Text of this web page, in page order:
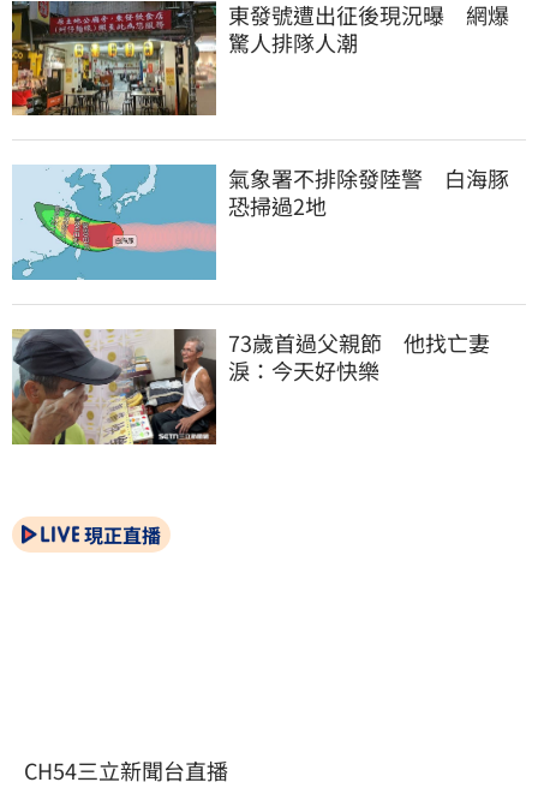
東發號遭出征後現況曝　網爆
驚人排隊人潮
氣象署不排除發陸警　白海豚
恐掃過2地
73歲首過父親節　他找亡妻
淚：今天好快樂
現正直播
CH54三立新聞台直播